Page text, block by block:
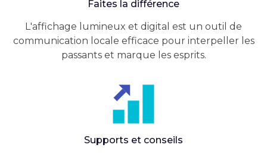
Faites la différence
L'affichage lumineux et digital est un outil de
communication locale efficace pour interpeller les
passants et marque les esprits.
Supports et conseils